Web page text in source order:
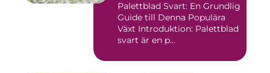
Palettblad Svart: En Grundlig
Guide till Denna Populära
Växt Introduktion: Palettblad
svart är en p...